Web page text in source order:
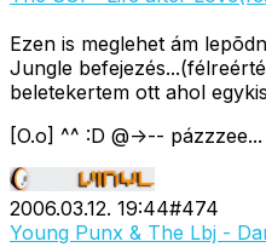
Ezen is meglehet ám
Jungle
beletekertem ott ahol
[O.o] ^^ :D @->-- pázzzee...
2006.03.12. 19:44#474
Young Punx & The Lbj -